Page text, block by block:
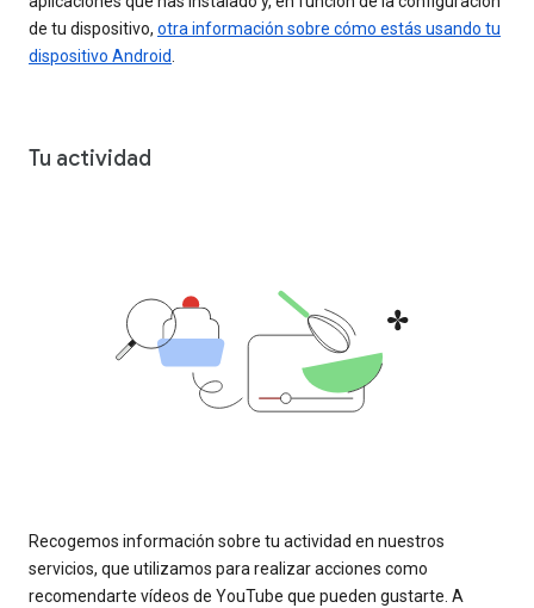
de tu dispositivo, otra información sobre cómo estás usando tu
dispositivo Android.
Tu actividad
Recogemos información sobre tu actividad en nuestros
servicios, que utilizamos para realizar acciones como
recomendarte vídeos de YouTube que pueden gustarte. A